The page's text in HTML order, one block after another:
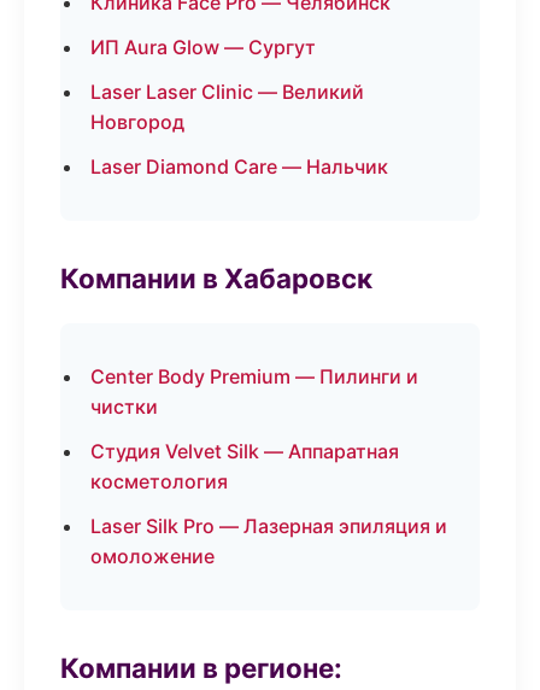
ИП Aura Glow — Сургут
Laser Laser Clinic — Великий
Новгород
Laser Diamond Care — Нальчик
Компании в Хабаровск
Center Body Premium — Пилинги и
чистки
Студия Velvet Silk — Аппаратная
косметология
Laser Silk Pro — Лазерная эпиляция и
омоложение
Компании в регионе: